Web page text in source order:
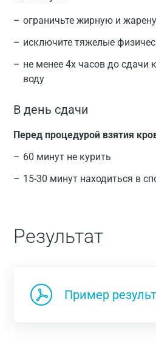
ограничьте жирную и
исключите тяжелые
не менее 4х часов до сдачи
воду
В день сдачи
Перед процедурой взятия
60 минут не курить
15-30 минут находиться в
Результат
Пример